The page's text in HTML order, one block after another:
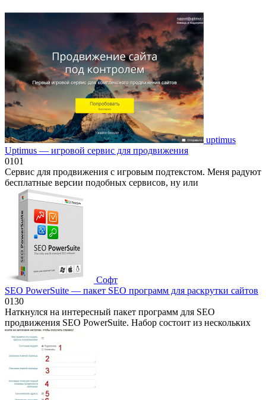
uptimus
Uptimus — игровой сервис для продвижения
0101
Сервис для продвижения с игровым подтекстом. Меня радуют
бесплатные версии подобных сервисов, ну или
Софт
SEO PowerSuite — пакет SEO программ для раскрутки сайтов
0130
Наткнулся на интересный пакет программ для SEO
продвижения SEO PowerSuite. Набор состоит из нескольких